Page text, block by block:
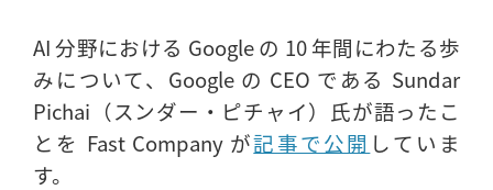
AI 分野における Google の 10 年間にわたる歩
みについて、Google の CEO である Sundar
Pichai（スンダー・ピチャイ）氏が語ったこ
とを Fast Company が記事で公開 していま
す。